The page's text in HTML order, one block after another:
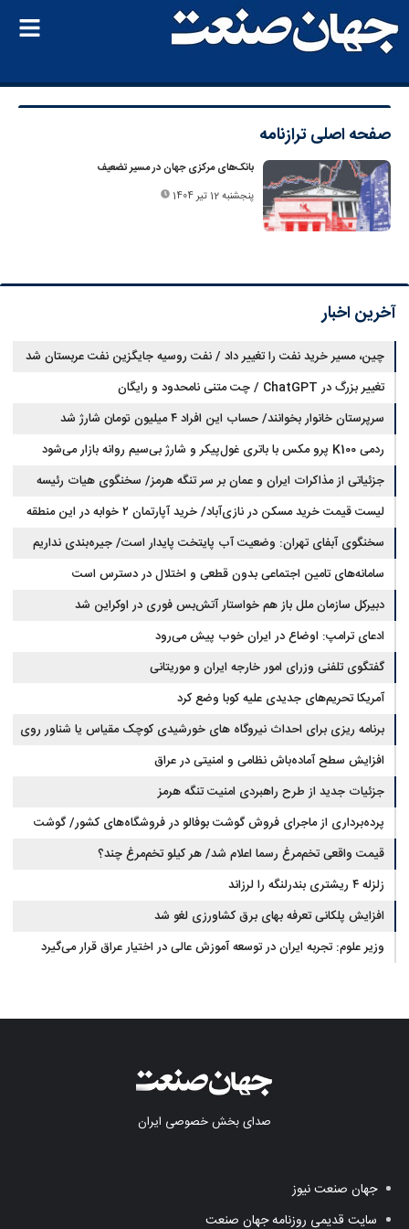
صفحه اصلیترازنامه
بانک‌های مرکزی جهان در مسیر تضعیف
پنجشنبه 12 تیر 1404
آخرین اخبار
چین، مسیر خرید نفت را تغییر داد / نفت روسیه جایگزین نفت عربستان شد
تغییر بزرگ در ChatGPT / چت متنی نامحدود و رایگان
سرپرستان خانوار بخوانند/ حساب این افراد ۴ میلیون تومان شارژ شد
ردمی K100 پرو مکس با باتری غول‌پیکر و شارژ بی‌سیم روانه بازار می‌شود
جزئیاتی از مذاکرات ایران و عمان بر سر تنگه هرمز/ سخنگوی هیات رئیسه
مجلس: بیانیه‌ای شامل تصحیح مسیر تردد دریایی در تنگه، در آستانه نهایی شدن
است
لیست قیمت خرید مسکن در نازی‌آباد/ خرید آپارتمان ۲ خوابه در این منطقه
چقدر سرمایه نیاز دارد؟ + جدول مردادماه ۱۴۰۵
سخنگوی آبفای تهران: وضعیت آب پایتخت پایدار است/ جیره‌بندی نداریم
سامانه‌های تامین اجتماعی بدون قطعی و اختلال در دسترس است
دبیرکل سازمان ملل باز هم خواستار آتش‌بس فوری در اوکراین شد
ادعای ترامپ: اوضاع در ایران خوب پیش می‌رود
گفتگوی تلفنی وزرای امور خارجه ایران و موریتانی
آمریکا تحریم‌های جدیدی علیه کوبا وضع کرد
برنامه ریزی برای احداث نیروگاه های خورشیدی کوچک مقیاس یا شناور روی
آب در مازندران
افزایش سطح آماده‌باش نظامی و امنیتی در عراق
جزئیات جدید از طرح راهبردی امنیت تنگه هرمز
پرده‌برداری از ماجرای فروش گوشت بوفالو در فروشگاه‌های کشور/ گوشت
بوفالو از کجا وارد می‌شود؟/ هر کیلو بوفالو با چه قیمتی به فروش می‌رود؟
قیمت واقعی تخم‌مرغ رسما اعلام شد/ هر کیلو تخم‌مرغ چند؟
زلزله ۴ ریشتری بندرلنگه را لرزاند
افزایش پلکانی تعرفه بهای برق کشاورزی لغو شد
وزیر علوم: تجربه ایران در توسعه آموزش عالی در اختیار عراق قرار می‌گیرد
صدای بخش خصوصی ایران
جهان صنعت نیوز
سایت قدیمی روزنامه جهان صنعت